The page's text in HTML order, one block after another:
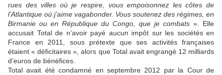
rues des villes où je respire, vous empoisonnez les côtes de
l’Atlantique où j’aime vagabonder. Vous soutenez des régimes, en
Birmanie ou en République du Congo, que je combats ». Elle
accusait Total de n’avoir payé aucun impôt sur les sociétés en
France en 2011, sous prétexte que ses activités françaises
étaient « déficitaires », alors que Total avait engrangé 12 milliards
d’euros de bénéfices.
Total avait été condamné en septembre 2012 par la Cour de